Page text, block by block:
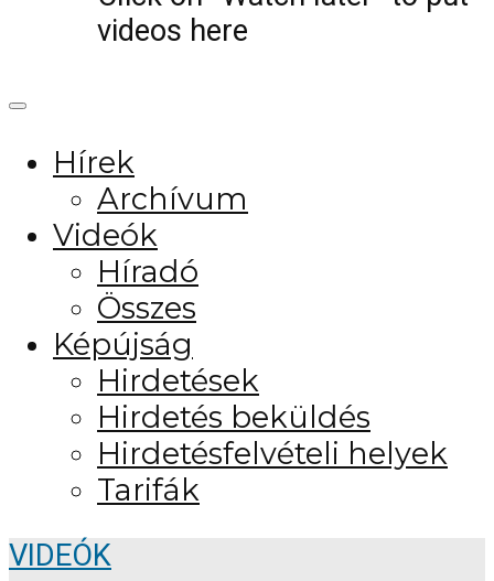
videos here
Hírek
Archívum
Videók
Híradó
Összes
Képújság
Hirdetések
Hirdetés beküldés
Hirdetésfelvételi helyek
Tarifák
VIDEÓK